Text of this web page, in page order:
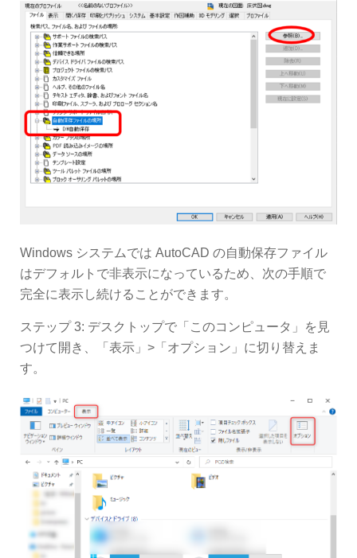
Windows システムでは AutoCAD の自動保存ファイル
はデフォルトで非表示になっているため、次の手順で
完全に表示し続けることができます。
ステップ 3: デスクトップで「このコンピュータ」を見
つけて開き、「表示」>「オプション」に切り替えま
す。